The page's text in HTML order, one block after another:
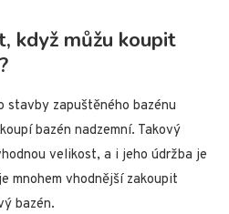
když můžu koupit
stavby zapuštěného bazénu
bazén nadzemní. Takový
velikost, a i jeho údržba je
mnohem vhodnější zakoupit
bazén.